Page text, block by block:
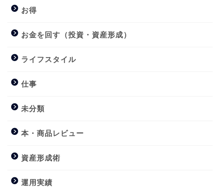
お得
お金を回す（投資・資産形成）
ライフスタイル
仕事
未分類
本・商品レビュー
資産形成術
運用実績